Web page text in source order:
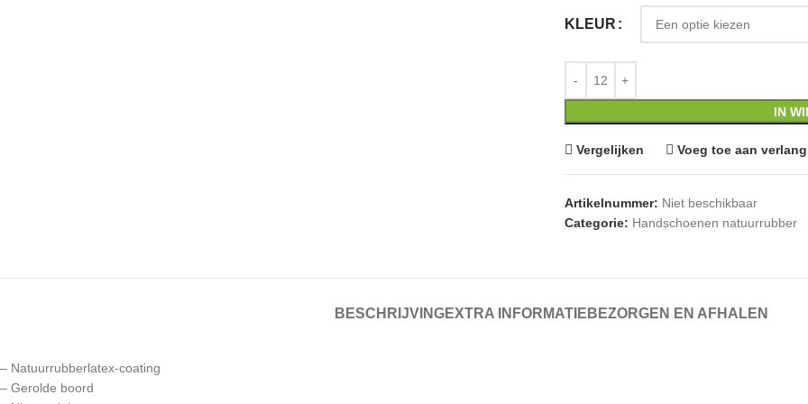
KLEUR
IN
Vergelijken Voeg toe aan
Artikelnummer: Niet beschikbaar
Categorie: Handschoenen natuurrubber
BESCHRIJVINGEXTRA INFORMATIE BEZORGEN EN AFHALEN
– Natuurrubberlatex-coating
– Gerolde boord